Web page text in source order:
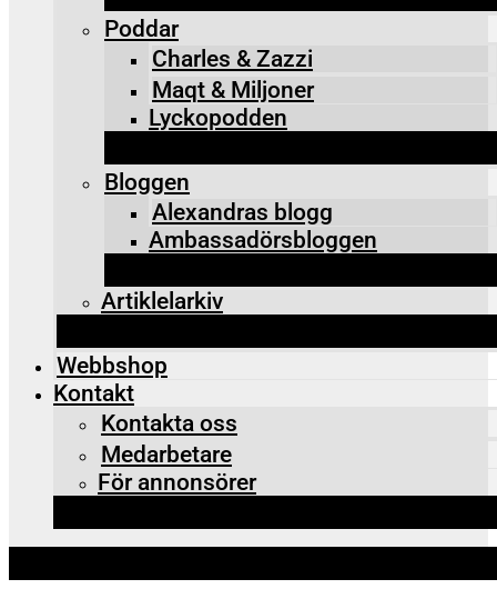
Poddar
Charles & Zazzi
Maqt & Miljoner
Lyckopodden
Bloggen
Alexandras blogg
Ambassadörsbloggen
Artiklelarkiv
Webbshop
Kontakt
Kontakta oss
Medarbetare
För annonsörer